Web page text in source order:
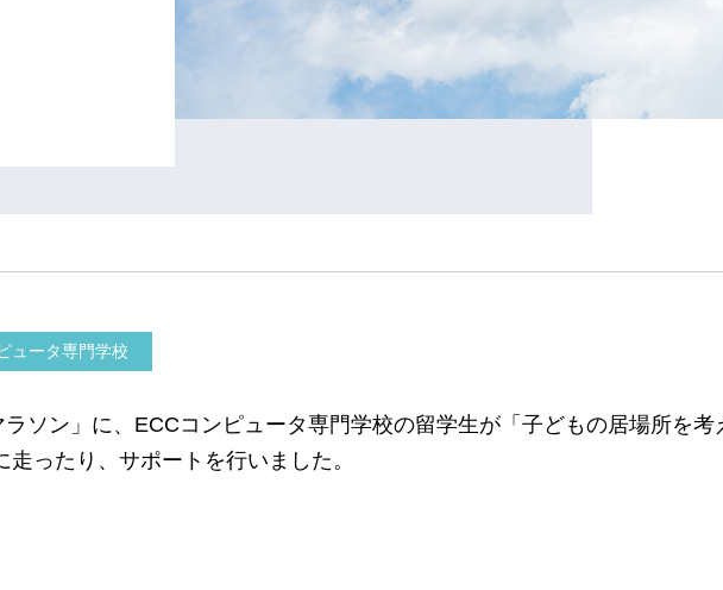
ュータ専門学校
ソン」に、ECCコンピュータ専門学校の留学生が「子どもの居場所を
ったり、サポートを行いました。